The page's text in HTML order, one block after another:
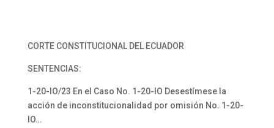
CORTE CONSTITUCIONAL DEL ECUADOR
SENTENCIAS:
1-20-IO/23 En el Caso No. 1-20-IO Desestímese la
acción de inconstitucionalidad por omisión No. 1-20-
IO…